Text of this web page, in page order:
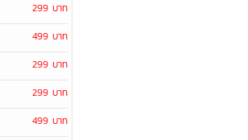
299 บาท
499 บาท
299 บาท
299 บาท
499 บาท